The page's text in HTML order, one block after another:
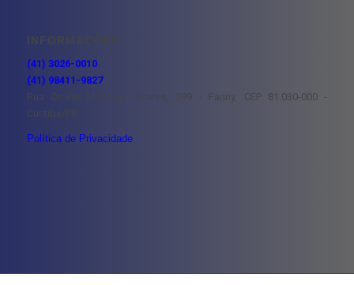
INFORMAÇÕES
(41) 3026-0010
(41) 98411-9827
Rua Omílio Monteiro Soares, 599 - Fanny, CEP 81.030-000 -
Curitiba/PR
Política de Privacidade